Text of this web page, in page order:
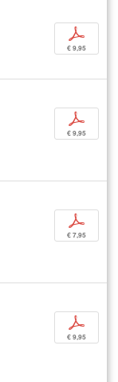
p
€ 9,95
p
€ 9,95
p
€ 7,95
p
€ 9,95